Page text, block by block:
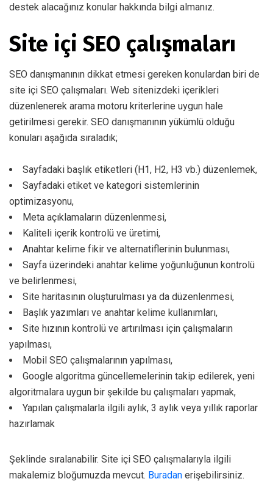
destek alacağınız konular hakkında bilgi almanız.
Site içi SEO çalışmaları
SEO danışmanının dikkat etmesi gereken konulardan biri de
site içi SEO çalışmaları. Web sitenizdeki içerikleri
düzenlenerek arama motoru kriterlerine uygun hale
getirilmesi gerekir. SEO danışmanının yükümlü olduğu
konuları aşağıda sıraladık;
Sayfadaki başlık etiketleri (H1, H2, H3 vb.) düzenlemek,
Sayfadaki etiket ve kategori sistemlerinin
optimizasyonu,
Meta açıklamaların düzenlenmesi,
Kaliteli içerik kontrolü ve üretimi,
Anahtar kelime fikir ve alternatiflerinin bulunması,
Sayfa üzerindeki anahtar kelime yoğunluğunun kontrolü
ve belirlenmesi,
Site haritasının oluşturulması ya da düzenlenmesi,
Başlık yazımları ve anahtar kelime kullanımları,
Site hızının kontrolü ve artırılması için çalışmaların
yapılması,
Mobil SEO çalışmalarının yapılması,
Google algoritma güncellemelerinin takip edilerek, yeni
algoritmalara uygun bir şekilde bu çalışmaları yapmak,
Yapılan çalışmalarla ilgili aylık, 3 aylık veya yıllık raporlar
hazırlamak
Şeklinde sıralanabilir. Site içi SEO çalışmalarıyla ilgili
makalemiz bloğumuzda mevcut. Buradan erişebilirsiniz.